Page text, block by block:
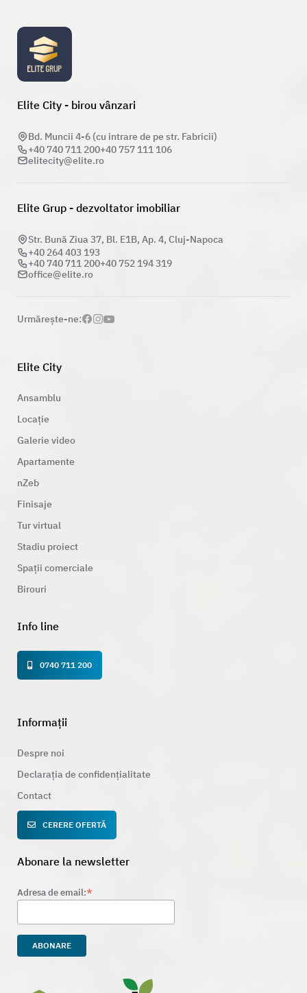
Elite City - birou vânzari
Bd. Muncii 4-6 (cu intrare de pe str. Fabricii)
+40 740 711 200+40 757 111 106
elitecity@elite.ro
Elite Grup - dezvoltator imobiliar
Str. Bună Ziua 37, Bl. E1B, Ap. 4, Cluj-Napoca
+40 264 403 193
+40 740 711 200+40 752 194 319
office@elite.ro
Urmăreşte-ne:
Elite City
Ansamblu
Locație
Galerie video
Apartamente
nZeb
Finisaje
Tur virtual
Stadiu proiect
Spații comerciale
Birouri
Info line
0740 711 200
Informații
Despre noi
Declarația de confidențialitate
Contact
CERERE OFERTĂ
Abonare la newsletter
Adresa de email:*